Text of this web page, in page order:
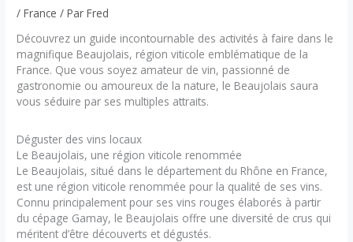
/France / ParFred
Découvrez un guide incontournable des activités à faire dans le
magnifique Beaujolais, région viticole emblématique de la
France. Que vous soyez amateur de vin, passionné de
gastronomie ou amoureux de la nature, le Beaujolais saura
vous séduire par ses multiples attraits.
Déguster des vins locaux
Le Beaujolais, une région viticole renommée
Le Beaujolais, situé dans le département du Rhône en France,
est une région viticole renommée pour la qualité de ses vins.
Connu principalement pour ses vins rouges élaborés à partir
du cépage Gamay, le Beaujolais offre une diversité de crus qui
méritent d’être découverts et dégustés.